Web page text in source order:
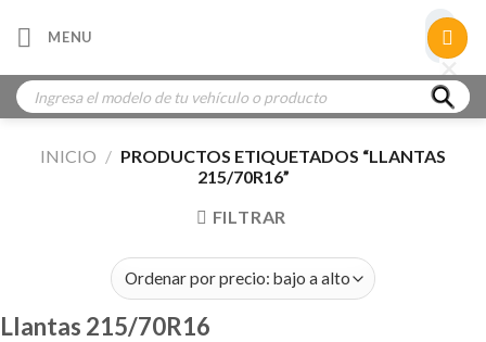
MENU
Búsqueda
de
productos
INICIO / PRODUCTOS ETIQUETADOS “LLANTAS
215/70R16”
FILTRAR
Llantas 215/70R16
×
×
×